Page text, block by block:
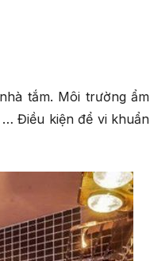
tắm. Môi trường ẩm
Điều kiện để vi khuẩn